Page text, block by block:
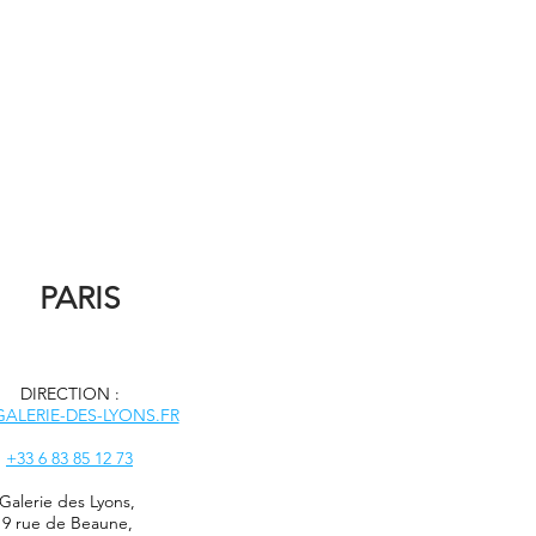
PARIS
DIRECTION :
DES-LYONS.FR
+33 6 83 85 12 73
Galerie des Lyons
9 rue de Beaune,